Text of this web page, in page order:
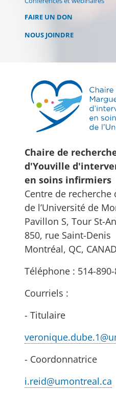
FAIRE UN DON
NOUS JOINDRE
Chaire de
d'Youville
en soins infirmiers
Centre de
de l’Université de
Pavillon S, Tour St-
850, rue Saint-Denis
Montréal, QC,
Téléphone : 514-
Courriels :
- Titulaire
- Coordonnatrice
i.reid@umontreal.ca